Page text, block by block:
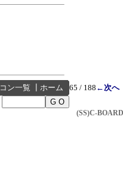
ン一覧 ホーム 65 / 188 ←次へ
(SS)C-BOARD